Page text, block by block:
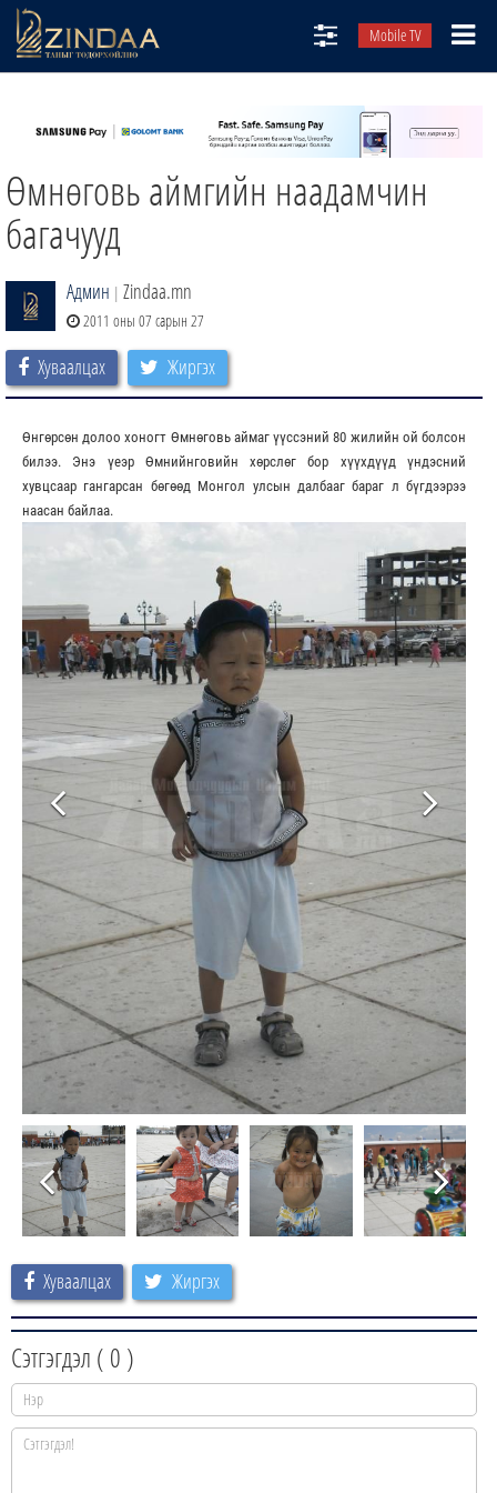
Mobile TV
ТВ8
ӨГЛӨӨНИЙ СОНИН
ЗИНДАА СЭТГҮҮЛ
Өмнөговь аймгийн наадамчин
багачууд
Админ | Zindaa.mn
2011 оны 07 сарын 27
Хуваалцах Жиргэх
Өнгөрсөн долоо хоногт Өмнөговь аймаг үүссэний 80 жилийн ой болсон
билээ. Энэ үеэр Өмнийнговийн хөрслөг бор хүүхдүүд үндэсний
хувцсаар гангарсан бөгөөд Монгол улсын далбааг бараг л бүгдээрээ
наасан байлаа.
Хуваалцах Жиргэх
Сэтгэгдэл ( 0 )